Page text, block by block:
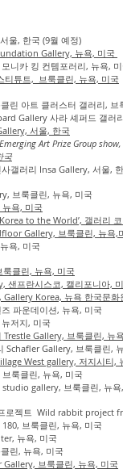
울, 한국 (9월 예정)
Gallery, 뉴욕, 미국
니카 킹 컨템포러리, 뉴욕,
튜트, 브룩클린, 뉴욕, 미국
린 아트 클러스터 갤러리,
Gallery 사라 셰퍼드 갤러
서울, 한국
Art Prize Group show,
국
갤러리 Insa Gallery, 서울,
브룩클린, 뉴욕, 미국
욕, 미국
to the World’, 갤러리
Gallery, 브룩클린, 뉴욕,
욕, 미국
클린, 뉴욕, 미국
샌프란시스코, 캘리포니아,
Korea, 뉴욕 한국문
파운데이션, 뉴욕, 미국
저지, 미국
Gallery, 브룩클린, 뉴
Schafler Gallery, 브룩클린,
West gallery, 저지시티,
룩클린, 뉴욕, 미국
gallery, 브룩클린, 뉴욕
로젝트 Wild rabbit project
브룩클린, 뉴욕, 미국
뉴욕, 미국
린, 뉴욕, 미국
브룩클린, 뉴욕, 미국